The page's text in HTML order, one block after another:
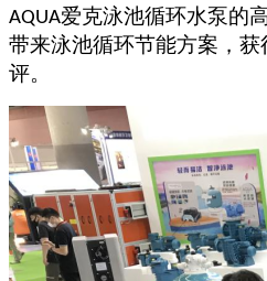
AQUA爱克泳池循环水泵的
带来泳池循环节能方案，
评。